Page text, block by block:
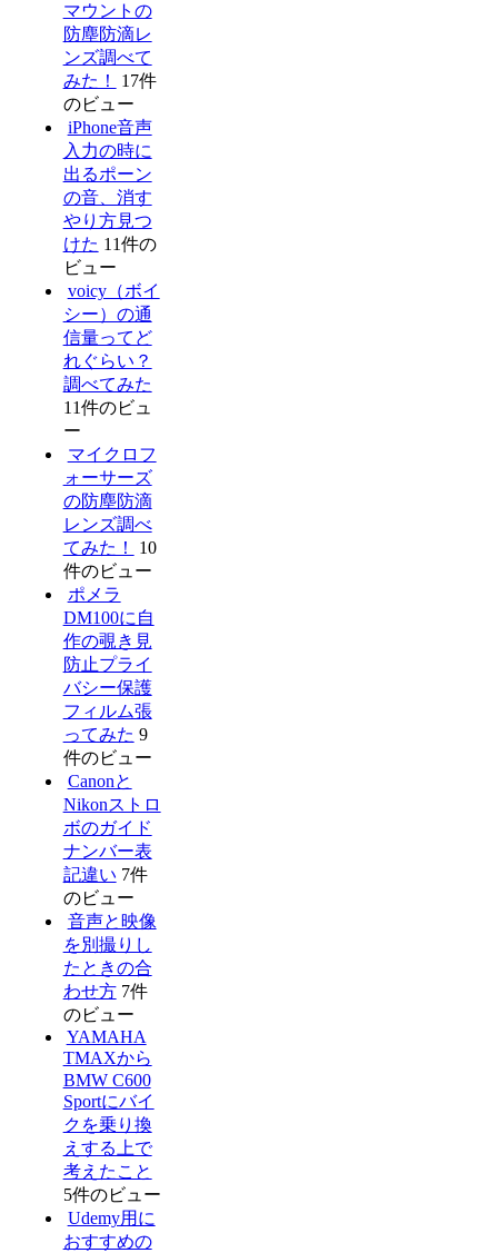
マウントの
防塵防滴レ
ンズ調べて
みた！
17件
のビュー
iPhone音声
入力の時に
出るポーン
の音、消す
やり方見つ
けた 11件の
ビュー
voicy（ボイ
シー）の通
信量ってど
れぐらい？
調べてみた
11件のビュ
ー
マイクロフ
ォーサーズ
の防塵防滴
レンズ調べ
てみた！
10
件のビュー
ポメラ
DM100に自
作の覗き見
防止プライ
バシー保護
フィルム張
ってみた 9
件のビュー
Canonと
Nikonストロ
ボのガイド
ナンバー表
記違い 7件
のビュー
音声と映像
を別撮りし
たときの合
わせ方 7件
のビュー
YAMAHA
TMAXから
BMW C600
Sportにバイ
クを乗り換
えする上で
考えたこと
5件のビュー
Udemy用に
おすすめの